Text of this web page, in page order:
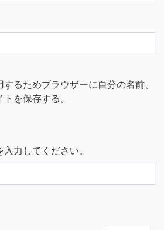
るためブラウザーに自分の名前、
を保存する。
入力してください。